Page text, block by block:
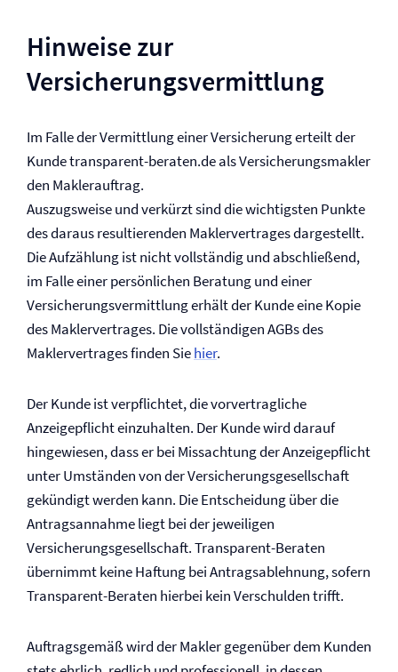
Hinweise zur
Versicherungsvermittlung
Im Falle der Vermittlung einer Versicherung erteilt der
Kunde transparent-beraten.de als Versicherungs­makler
den Maklerauftrag.
Auszugsweise und verkürzt sind die wichtigsten Punkte
des daraus resultierenden Maklervertrages dargestellt.
Die Aufzählung ist nicht vollständig und abschließend,
im Falle einer persönlichen Beratung und einer
Versicherungsvermittlung erhält der Kunde eine Kopie
des Maklervertrages. Die vollständigen AGBs des
Maklervertrages finden Siehier.
Der Kunde ist verpflichtet, die vorvertragliche
Anzeigepflicht einzuhalten. Der Kunde wird darauf
hingewiesen, dass er bei Missachtung der Anzeigepflicht
unter Umständen von der Versicherungsgesellschaft
gekündigt werden kann. Die Entscheidung über die
Antragsannahme liegt bei der jeweiligen
Versicherungsgesellschaft. Transparent-Beraten
übernimmt keine Haftung bei Antragsablehnung, sofern
Transparent-Beraten hierbei kein Verschulden trifft.
Auftragsgemäß wird der Makler gegenüber dem Kunden